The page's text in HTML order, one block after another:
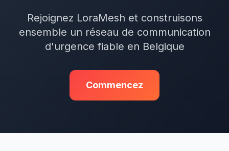
Rejoignez LoraMesh et construisons
ensemble un réseau de communication
d'urgence fiable en Belgique
Commencez